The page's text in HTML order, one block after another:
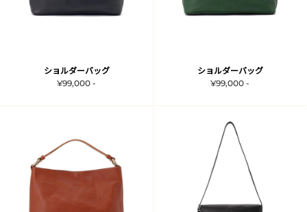
ショルダーバッグ
¥99,000 -
ショルダーバッグ
¥99,000 -